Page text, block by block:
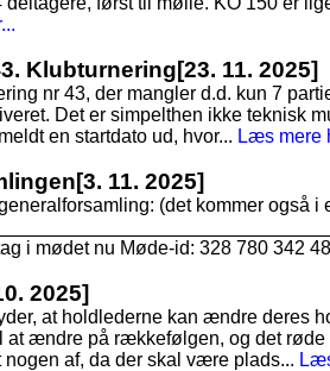
Klubturnering[23. 11. 2025]
nr 43, der mangler d.d. kun 7
Det er simpelthen ikke teknisk
en startdato ud, hvor... Læs mere
[3. 11. 2025]
(det kommer også i
i mødet nu Møde-id: 328 780 342
2025]
at holdlederne kan ændre deres
ændre på rækkefølgen, og det
af, da der skal være plads...